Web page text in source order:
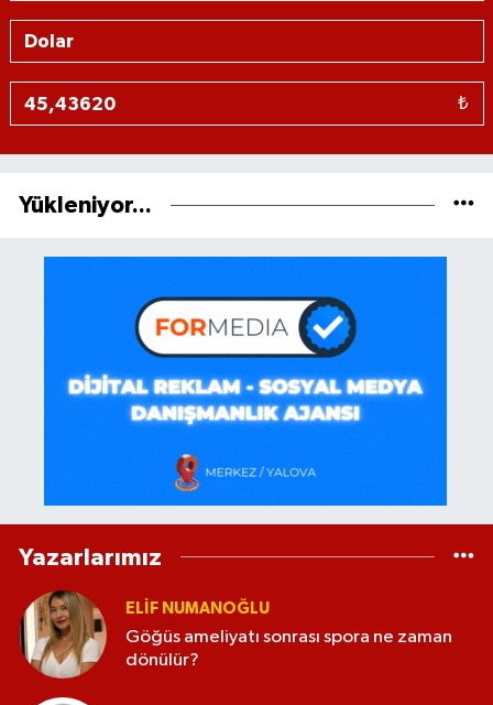
₺
Yükleniyor...
Yazarlarımız
ELİF NUMANOĞLU
Göğüs ameliyatı sonrası spora ne zaman
dönülür?